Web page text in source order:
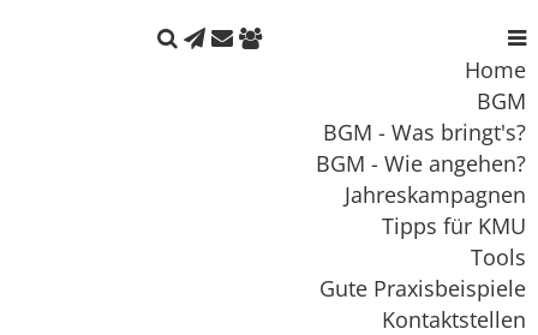
    
Home
BGM
BGM - Was bringt's?
BGM - Wie angehen?
Jahreskampagnen
Tipps für KMU
Tools
Gute Praxisbeispiele
Kontaktstellen